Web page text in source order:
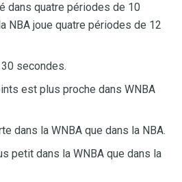
dans quatre périodes de 10
NBA joue quatre périodes de 12
secondes.
est plus proche dans WNBA
dans la WNBA que dans la NBA.
petit dans la WNBA que dans la